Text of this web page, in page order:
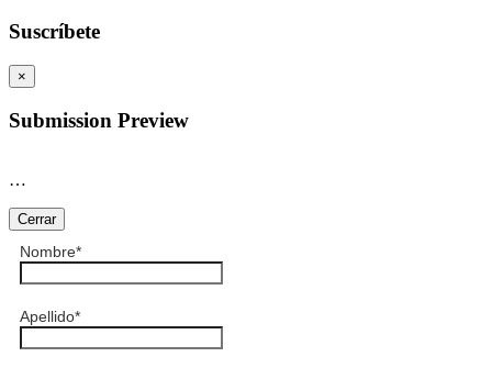
Suscríbete
×
Submission Preview
…
Cerrar
Nombre*
Apellido*